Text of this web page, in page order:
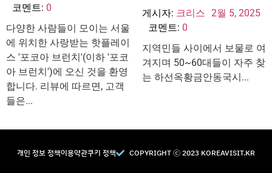
코멘트: 0
다양한 사람들이 모이는 서울
에 위치한 사랑받는 핫플레이
스 '포코아 브런치'(이하 '포코
아 브런치')에 오신 것을 환영
합니다. 리뷰에 따르면, 고객
들은...
게시자: 크리스 2월 5, 2025
코멘트: 0
지역민들 사이에서 보물로 여
겨지며 50~60대들이 자주 찾
는 하선옥황금안동국시...
개인 정보 정책이용약관쿠키 정책 COPYRIGHT Ⓒ 2023 KOREAVISIT.KR